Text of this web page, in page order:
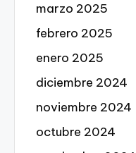
marzo 2025
febrero 2025
enero 2025
diciembre 2024
noviembre 2024
octubre 2024